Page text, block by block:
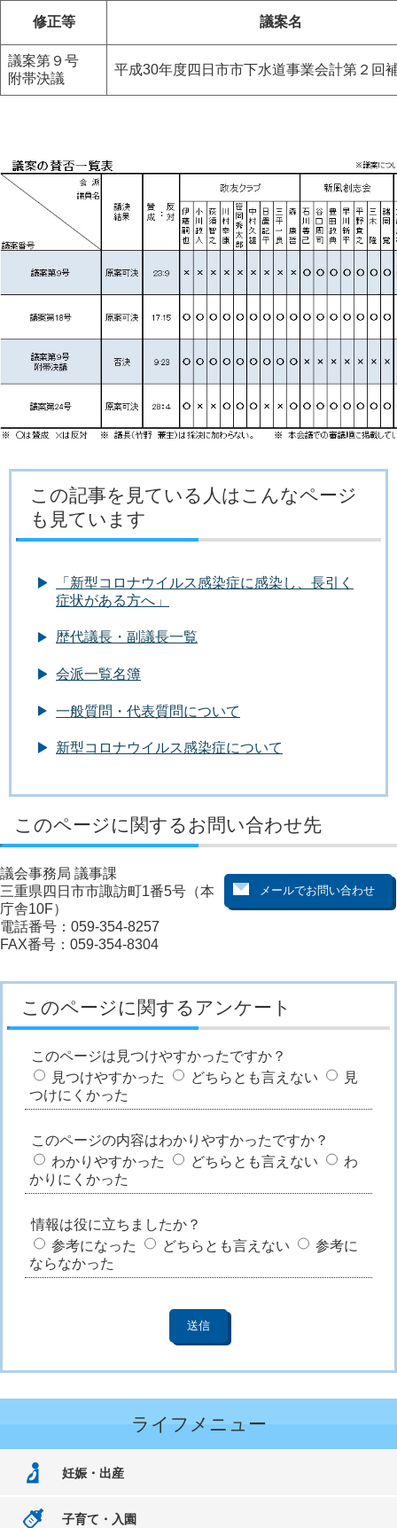
修正等 議案名
議案第９号
附帯決議
平成30年度四日市市下水道事業会計第２回
この記事を見ている人はこんなページ
も見ています
「新型コロナウイルス感染症に感染し、長引く
症状がある方へ」
歴代議長・副議長一覧
会派一覧名簿
一般質問・代表質問について
新型コロナウイルス感染症について
このページに関するお問い合わせ先
議会事務局 議事課
三重県四日市市諏訪町1番5号（本
庁舎10F）
電話番号：059-354-8257
FAX番号：059-354-8304
このページに関するアンケート
このページは見つけやすかったですか？
見つけやすかった
どちらとも言えない
見
つけにくかった
このページの内容はわかりやすかったですか？
わかりやすかった
どちらとも言えない
わ
かりにくかった
情報は役に立ちましたか？
参考になった
どちらとも言えない
参考に
ならなかった
ライフメニュー
妊娠・出産
子育て・入園